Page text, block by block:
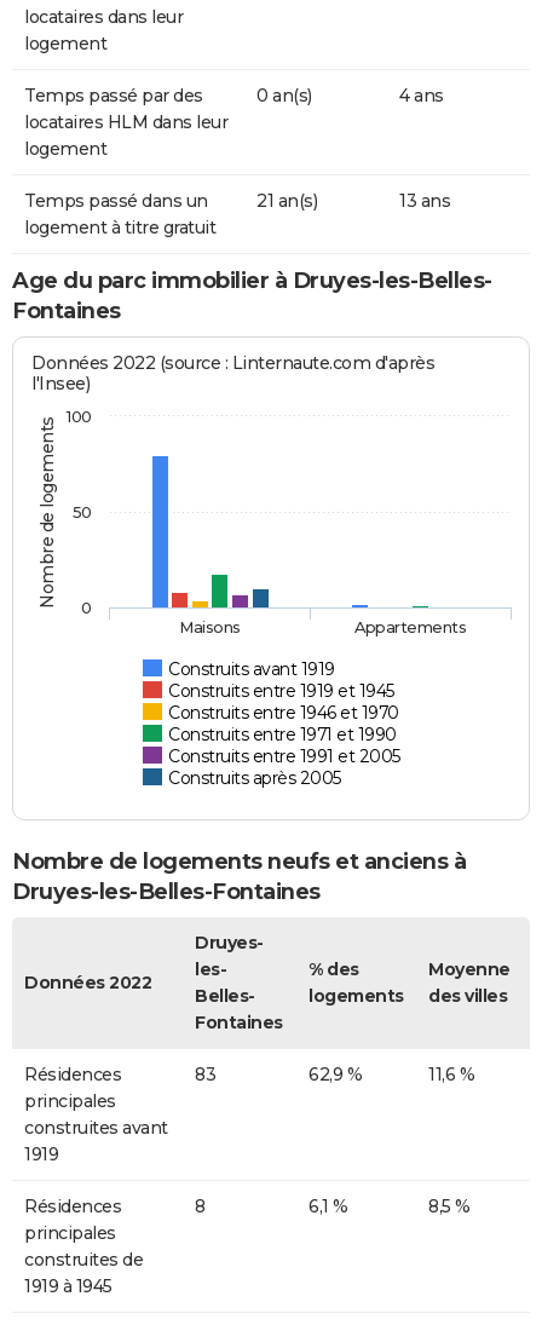
locataires dans leur
logement
Temps passé par des
locataires HLM dans leur
logement
0 an(s) 4 ans
Temps passé dans un
logement à titre gratuit
21 an(s) 13 ans
Age du parc immobilier à Druyes-les-Belles-
Fontaines
Nombre de logements
Données 2022 (source : Linternaute.com d'après
l'Insee)
Construits avant 1919
Construits entre 1919 et 1945
Construits entre 1946 et 1970
Construits entre 1971 et 1990
Construits entre 1991 et 2005
Construits après 2005
Maisons Appartements
0
50
100
Nombre de logements neufs et anciens à
Druyes-les-Belles-Fontaines
Données 2022
Druyes-
les-
Belles-
Fontaines
% des
logements
Moyenne
des villes
Résidences
principales
construites avant
1919
83 62,9 % 11,6 %
Résidences
principales
construites de
1919 à 1945
8 6,1 % 8,5 %